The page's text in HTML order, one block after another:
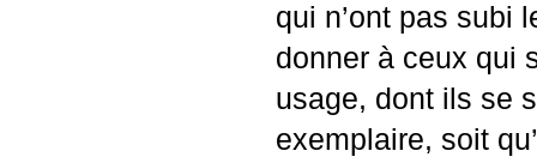
qui n’ont pas subi
donner à ceux qui
usage, dont ils se
exemplaire, soit